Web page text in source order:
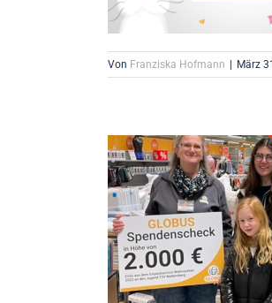
Von Franziska Hofmann März